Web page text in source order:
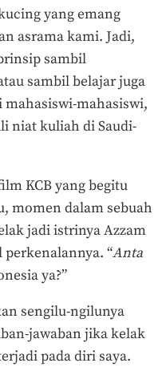
yang emang
asrama kami. Jadi,
sambil
sambil belajar juga
mahasiswi,
niat kuliah di Saudi-
KCB yang begitu
momen dalam sebuah
jadi istrinya Azzam
perkenalannya. “Anta
ya?”
sengilu-ngilunya
jawaban jika kelak
pada diri saya.